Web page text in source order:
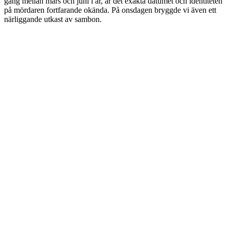
på mördaren fortfarande okända. På onsdagen bryggde vi även ett
närliggande utkast av sambon.